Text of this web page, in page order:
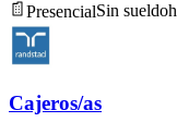
PresencialSin sueldo
Cajeros/as